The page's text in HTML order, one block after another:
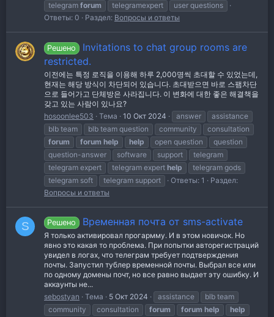
telegram forum telegramexpert
user questions
Ответы: 0
Раздел: Вопросы и ответы
Решено
Invitations to chat group rooms are
restricted.
이전에는 특정 로직을 이용해 하루 2,000명씩 초대할 수 있었는데,
현재는 해당 방식이 차단되어 있습니다. 초대받으면 바로 스팸차단
으로 들어가고 단체방은 사라집니다. 이 변화에 대한 좋은 해결책을
갖고 있는 사람이 있나요?
hosoonlee503
Тема 10 Окт 2024 answer
assistance
blb team
blb team question community
consultation
forum
forum help help open question
question
question-answer
software support
telegram
telegram expert
telegram expert help
telegram gods
telegram soft
telegram support Ответы: 1
Раздел:
Вопросы и ответы
S Решено Временная почта от sms-activate
Я только активировал прогармму. И в этом новичок. Но
явно это какая то проблема. При попытки авторегистраций
увидел в логах, что телеграм требует подтверждения
почты. Запустил тублер временной почты. Выбрал все или
по одному домены почт, но все равно выдает эту ошибку. И
аккаунты не...
sebostyan
Тема 5 Окт 2024 assistance
blb team
community
consultation forum forum help
help